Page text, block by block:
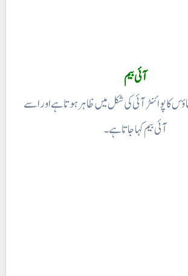
آئی بیم
کا پوائنٹر آئی کی شکل میں ظاہر ہوتا ہے اور اسے
آئی بیم کہا جاتا ہے۔